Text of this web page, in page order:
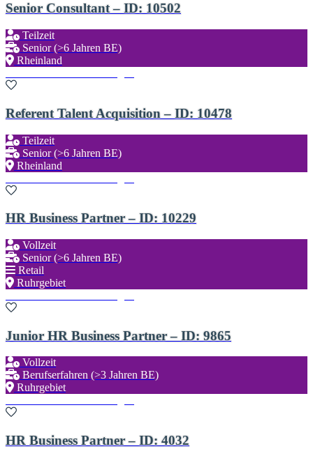
Senior Consultant – ID: 10502
Teilzeit
Senior (>6 Jahren BE)
Rheinland
Referent Talent Acquisition – ID: 10478
Teilzeit
Senior (>6 Jahren BE)
Rheinland
HR Business Partner – ID: 10229
Vollzeit
Senior (>6 Jahren BE)
Retail
Ruhrgebiet
Junior HR Business Partner – ID: 9865
Vollzeit
Berufserfahren (>3 Jahren BE)
Ruhrgebiet
HR Business Partner – ID: 4032